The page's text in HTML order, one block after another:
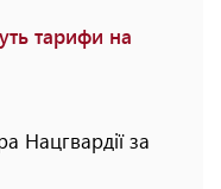
тарифи на
Нацгвардії за